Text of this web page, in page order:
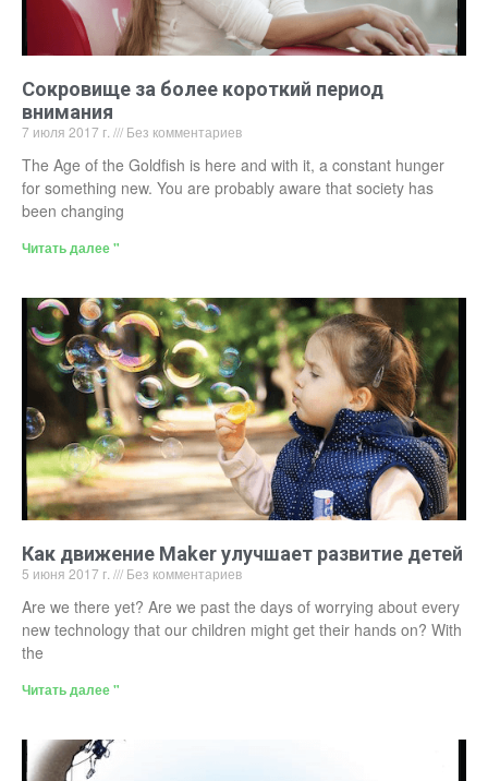
Сокровище за более короткий период
внимания
7 июля 2017 г. Без комментариев
The Age of the Goldfish is here and with it, a constant hunger
for something new. You are probably aware that society has
been changing
Читать далее "
Как движение Maker улучшает развитие детей
5 июня 2017 г. Без комментариев
Are we there yet? Are we past the days of worrying about every
new technology that our children might get their hands on? With
the
Читать далее "